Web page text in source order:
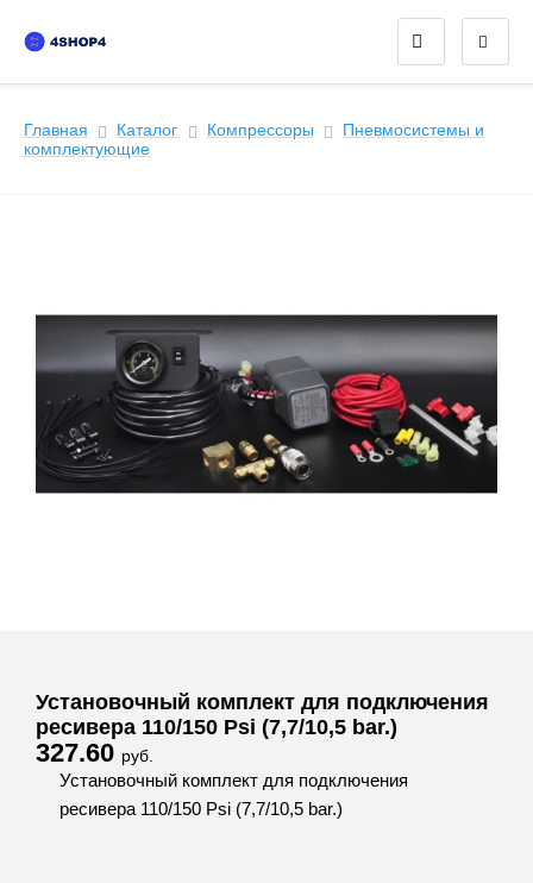
Главная Каталог Компрессоры
Пневмосистемы и
комплектующие
Установочный комплект для подключения
ресивера 110/150 Psi (7,7/10,5 bar.)
327.60 руб.
Установочный комплект для подключения
ресивера 110/150 Psi (7,7/10,5 bar.)